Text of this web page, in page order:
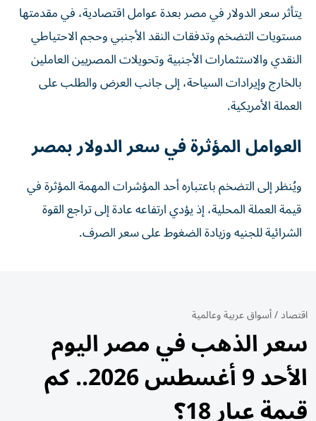
يتأثر سعر الدولار في مصر بعدة عوامل اقتصادية، في مقدمتها
مستويات التضخم وتدفقات النقد الأجنبي وحجم الاحتياطي
النقدي والاستثمارات الأجنبية وتحويلات المصريين العاملين
بالخارج وإيرادات السياحة، إلى جانب العرض والطلب على
العملة الأمريكية.
العوامل المؤثرة في سعر الدولار بمصر
ويُنظر إلى التضخم باعتباره أحد المؤشرات المهمة المؤثرة في
قيمة العملة المحلية، إذ يؤدي ارتفاعه عادة إلى تراجع القوة
الشرائية للجنيه وزيادة الضغوط على سعر الصرف.
اقتصاد/أسواق عربية وعالمية
سعر الذهب في مصر اليوم
الأحد 9 أغسطس 2026.. كم